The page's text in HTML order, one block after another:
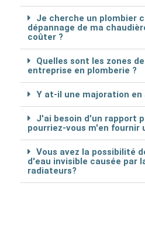
Je cherche un plombier
dépannage de ma
coûter ?
Quelles sont les zones
entreprise en plomberie ?
Y at-il une majoration en
J'ai besoin d'un rapport
pourriez-vous m'en fournir
Vous avez la possibilité
d'eau invisible causée par
radiateurs?